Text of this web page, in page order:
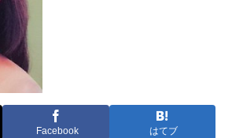
Facebook はてブ